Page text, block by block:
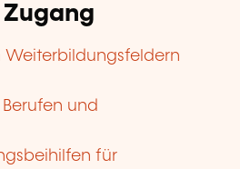
Weiterbildungsfeldern
und
für